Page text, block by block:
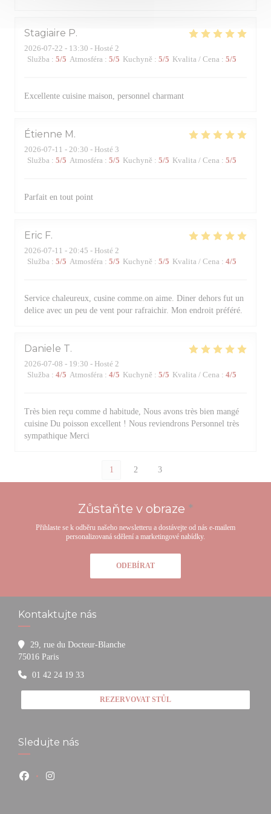
Stagiaire P
2026-07-22 - 13:30 - Hosté 2
Služba : 5/5 Atmosféra : 5/5 Kuchyně : 5/5 Kvalita / Cena : 5/5
Excellente cuisine maison, personnel charmant
Étienne M
2026-07-11 - 20:30 - Hosté 3
Služba : 5/5 Atmosféra : 5/5 Kuchyně : 5/5 Kvalita / Cena : 5/5
Parfait en tout point
Eric F
2026-07-11 - 20:45 - Hosté 2
Služba : 5/5 Atmosféra : 5/5 Kuchyně : 5/5 Kvalita / Cena : 4/5
Service chaleureux, cusine comme.on aime. Diner dehors fut un
delice avec un peu de vent pour rafraichir. Mon endroit préféré.
Daniele T
2026-07-08 - 19:30 - Hosté 2
Služba : 4/5 Atmosféra : 4/5 Kuchyně : 5/5 Kvalita / Cena : 4/5
Très bien reçu comme d habitude, Nous avons très bien mangé
cuisine Du poisson excellent ! Nous reviendrons Personnel très
sympathique Merci
1 2 3
Zůstaňte v obraze *
Přihlaste se k odběru našeho newsletteru a dostávejte od nás e-mailem
personalizovaná sdělení a marketingové nabídky.
ODEBÍRAT
Kontaktujte nás
29, rue du Docteur-Blanche
75016 Paris((otevře se v novém okně))
01 42 24 19 33
REZERVOVAT STŮL
Sledujte nás
Facebook ((otevře se v novém okně))
Instagram ((otevře se v novém okně))